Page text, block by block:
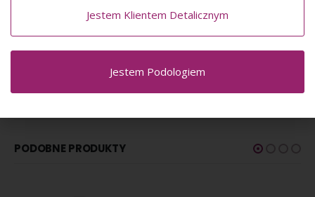
Poznaj TOP 6 produktów do pielęgnacji stóp i paznokci:
https://blogpodostore.pl/top-6-produktow-do-pielegnacji-
skory-stop-i-paznokci/
PODOBNE PRODUKTY
Jestem Klientem Detalicznym
Jestem Podologiem